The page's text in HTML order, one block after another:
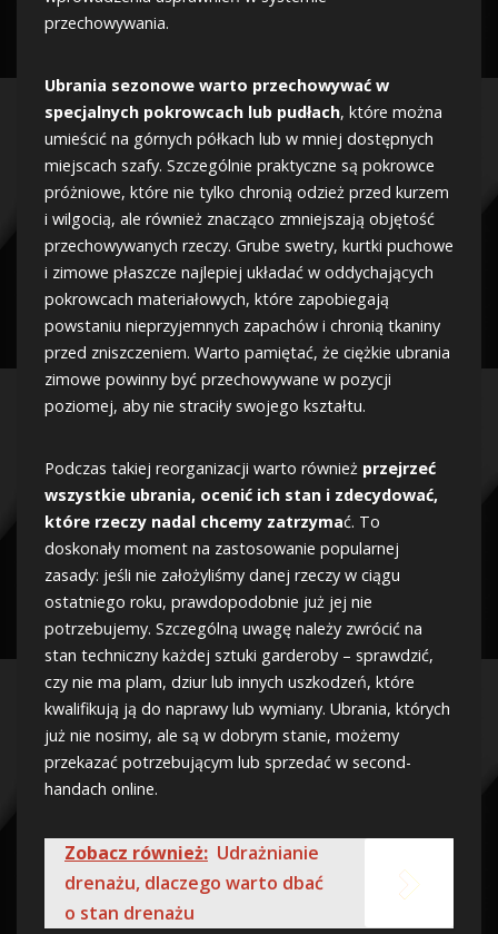
przechowywania.
Ubrania sezonowe warto przechowywać w
specjalnych pokrowcach lub pudłach, które można
umieścić na górnych półkach lub w mniej dostępnych
miejscach szafy. Szczególnie praktyczne są pokrowce
próżniowe, które nie tylko chronią odzież przed kurzem
i wilgocią, ale również znacząco zmniejszają objętość
przechowywanych rzeczy. Grube swetry, kurtki puchowe
i zimowe płaszcze najlepiej układać w oddychających
pokrowcach materiałowych, które zapobiegają
powstaniu nieprzyjemnych zapachów i chronią tkaniny
przed zniszczeniem. Warto pamiętać, że ciężkie ubrania
zimowe powinny być przechowywane w pozycji
poziomej, aby nie straciły swojego kształtu.
Podczas takiej reorganizacji warto również przejrzeć
wszystkie ubrania, ocenić ich stan i zdecydować,
które rzeczy nadal chcemy zatrzymać. To
doskonały moment na zastosowanie popularnej
zasady: jeśli nie założyliśmy danej rzeczy w ciągu
ostatniego roku, prawdopodobnie już jej nie
potrzebujemy. Szczególną uwagę należy zwrócić na
stan techniczny każdej sztuki garderoby – sprawdzić,
czy nie ma plam, dziur lub innych uszkodzeń, które
kwalifikują ją do naprawy lub wymiany. Ubrania, których
już nie nosimy, ale są w dobrym stanie, możemy
przekazać potrzebującym lub sprzedać w second-
handach online.
Zobacz również: Udrażnianie
drenażu, dlaczego warto dbać
o stan drenażu